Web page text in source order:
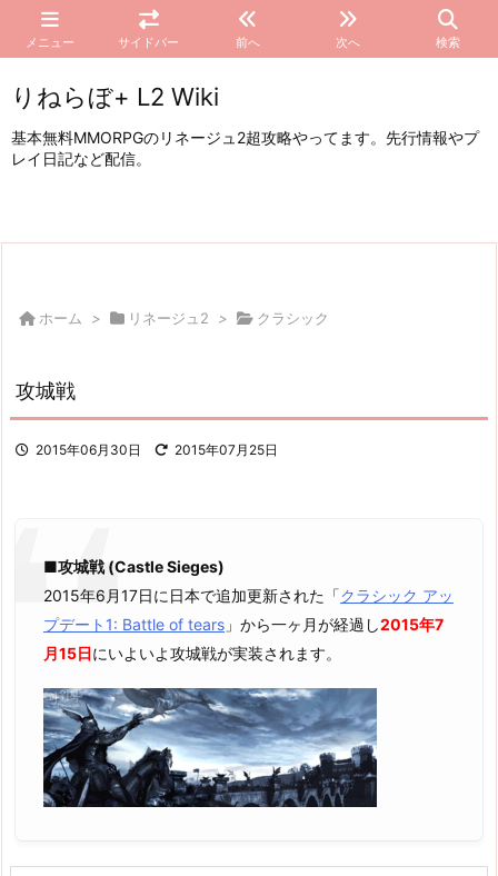
メニュー サイドバー 前へ 次へ 検索
りねらぼ+ L2 Wiki
基本無料MMORPGのリネージュ2超攻略やってます。先行情報やプ
レイ日記など配信。
ホーム > リネージュ2 > クラシック
攻城戦
2015年06月30日 2015年07月25日
■攻城戦 (Castle Sieges)
2015年6月17日に日本で追加更新された「クラシック アッ
プデート1: Battle of tears 」から一ヶ月が経過し2015年7
月15日にいよいよ攻城戦が実装されます。